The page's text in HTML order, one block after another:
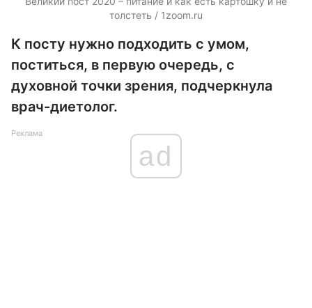
толстеть / 1zoom.ru
К посту нужно подходить с умом,
поститься, в первую очередь, с
духовной точки зрения, подчеркнула
врач-диетолог.
Реклама
ad